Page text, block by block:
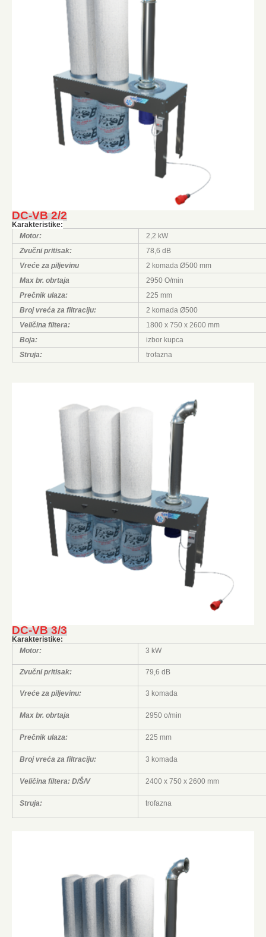
DC-VB 2/2
Karakteristike:
Motor:
2,2 kW
Zvučni pritisak:
78,6 dB
Vreće za piljevinu
2 komada Ø500 mm
Max br. obrtaja
2950 O/min
Prečnik ulaza:
225 mm
Broj vreća za filtraciju:
2 komada Ø500
Veličina filtera:
1800 x 750 x 2600 mm
Boja:
izbor kupca
Struja:
trofazna
DC-VB 3/3
Karakteristike:
Motor:
3 kW
Zvučni pritisak: 79,6 dB
Vreće za piljevinu: 3 komada
Max br. obrtaja 2950 o/min
Prečnik ulaza: 225 mm
Broj vreća za filtraciju: 3 komada
Veličina filtera: D/Š/V 2400 x 750 x 2600 mm
Struja: trofazna